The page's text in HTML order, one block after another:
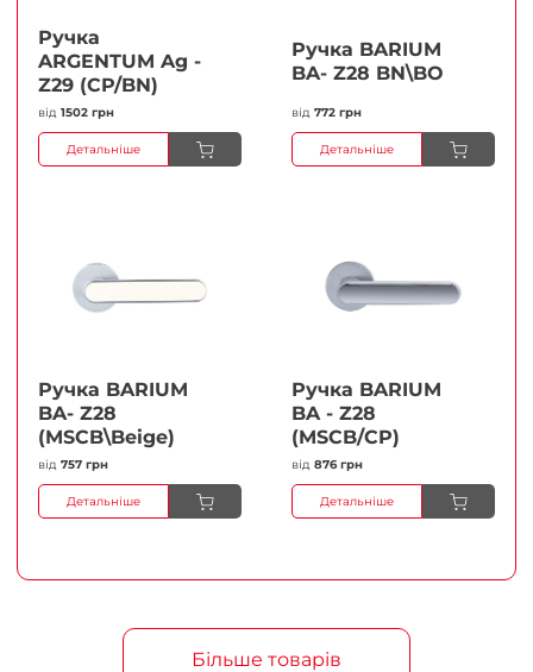
Ручка
ARGENTUM Ag -
Z29 (CP/BN)
від 1502 грн
Детальніше
Ручка BARIUM
BA- Z28 BN\BO
від 772 грн
Детальніше
Ручка BARIUM
BA- Z28
(MSCB\Beige)
від 757 грн
Детальніше
Ручка BARIUM
BA - Z28
(MSCB/CP)
від 876 грн
Детальніше
Більше товарів